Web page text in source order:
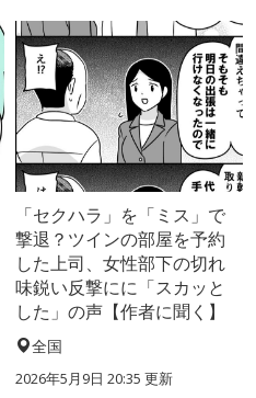
「セクハラ」を「ミス」で
撃退？ツインの部屋を予約
した上司、女性部下の切れ
味鋭い反撃にに「スカッと
した」の声【作者に聞く】
全国
2026年5月9日 20:35 更新